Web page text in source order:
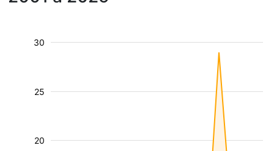
20
25
30